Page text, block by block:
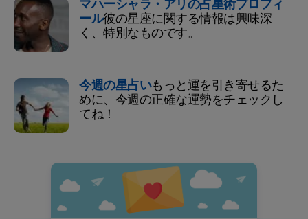
マハーシャラ・アリの占星術プロフィ
ール彼の星座に関する情報は興味深
く、特別なものです。
今週の星占いもっと運を引き寄せるた
めに、今週の正確な運勢をチェックし
てね！